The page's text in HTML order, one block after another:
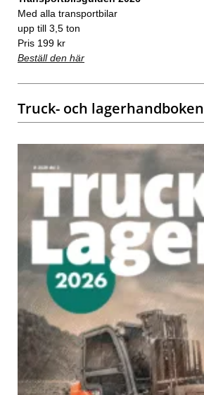
Med alla transportbilar
upp till 3,5 ton
Pris 199 kr
Beställ den här
Truck- och lagerhandboken